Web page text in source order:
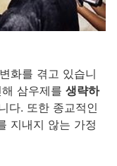
화를 겪고 있습니
삼우제를 생략하
다. 또한 종교적인
지내지 않는 가정